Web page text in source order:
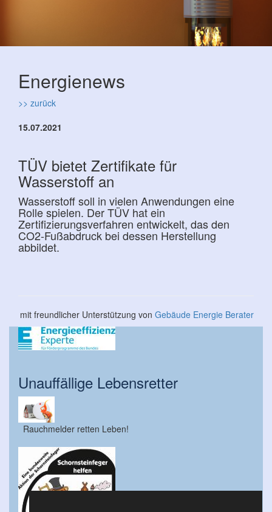
Energienews
>> zurück
15.07.2021
TÜV bietet Zertifikate für
Wasserstoff an
Wasserstoff soll in vielen Anwendungen eine
Rolle spielen. Der TÜV hat ein
Zertifizierungsverfahren entwickelt, das den
CO2-Fußabdruck bei dessen Herstellung
abbildet.
mit freundlicher Unterstützung von Gebäude Energie Berater
Unauffällige Lebensretter
Rauchmelder retten Leben!